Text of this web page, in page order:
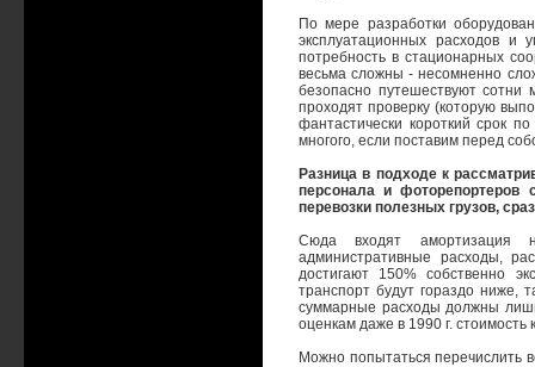
По мере разработки
эксплуатационных расходов и
потребность в стационарных
весьма сложны - несомненно
безопасно путешествуют
проходят проверку (которую
фантастически короткий срок
многого, если поставим перед
Разница в подходе к
персонала и фоторепортеров
перевозки полезных грузов,
Сюда входят амортизация
административные расходы,
достигают 150% собственно
транспорт будут гораздо ниже,
суммарные расходы должны
оценкам даже в 1990 г.
Можно попытаться перечислить